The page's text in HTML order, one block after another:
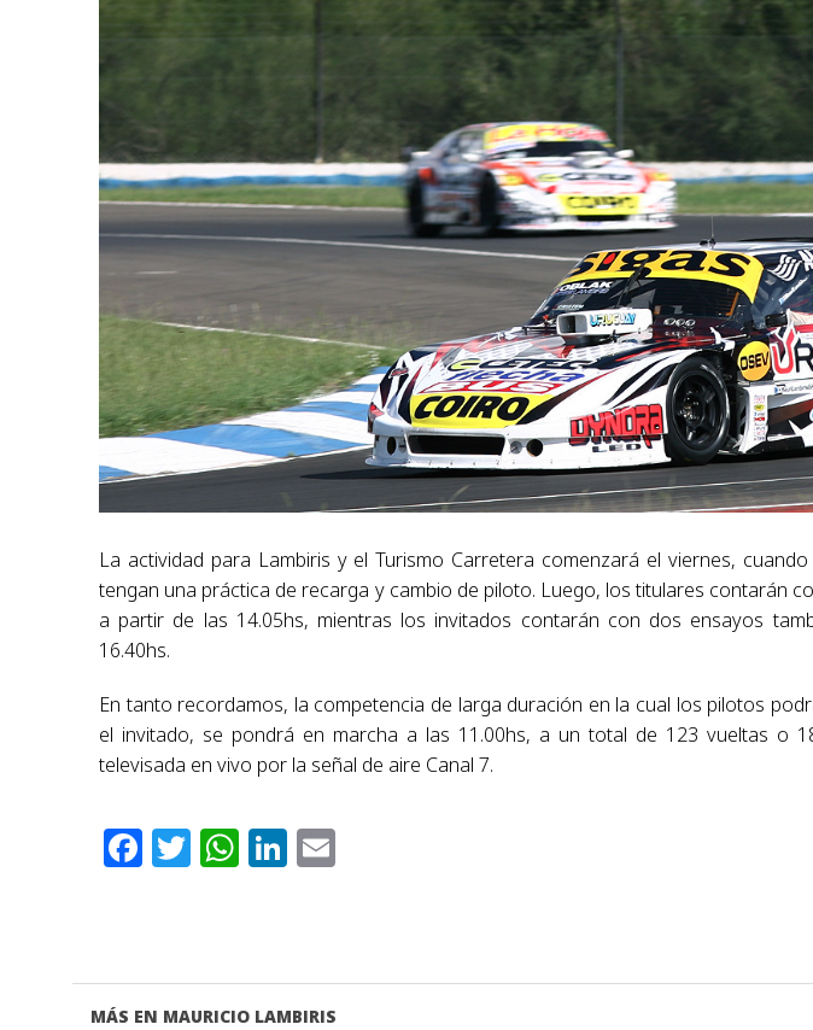
La actividad para Lambiris y el Turismo Carretera comenzará el viernes,
tengan una práctica de recarga y cambio de piloto. Luego, los titulares contarán
a partir de las 14.05hs, mientras los invitados contarán con dos ensayos
16.40hs.
En tanto recordamos, la competencia de larga duración en la cual los pilotos
el invitado, se pondrá en marcha a las 11.00hs, a un total de 123 vueltas o
televisada en vivo por la señal de aire Canal 7.
Facebook
Twitter
WhatsApp
LinkedIn
MÁS EN MAURICIO LAMBIRIS